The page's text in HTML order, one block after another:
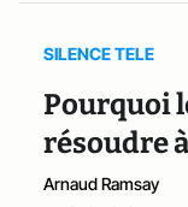
SILENCE TELE
Pourquoi
résoudre
Arnaud Ramsay